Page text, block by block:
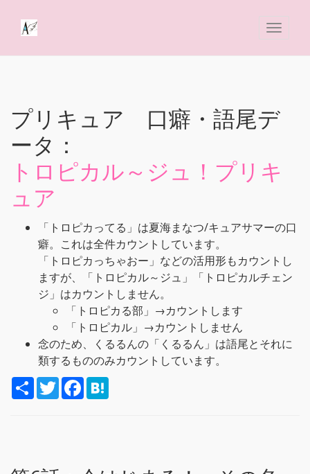
プリキュア 口癖・語尾デ
ータ：
トロピカル～ジュ！プリキ
ュア
「トロピカってる」は夏海まなつ/キュアサマーの口
癖。これは全件カウントしています。
「トロピカっちゃおー」などの活用形もカウントし
ますが、「トロピカル～ジュ」「トロピカルチェン
ジ」はカウントしません。
「トロピカる部」→カウントします
「トロピカル」→カウントしません
念のため、くるるんの「くるるん」は語尾とそれに
類するもののみカウントしています。
S
h
T
w
F
a